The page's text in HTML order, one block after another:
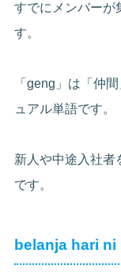
すでにメンバーが
す。
「geng」は「仲
ュアル単語です。
新人や中途入社者
です。
belanja hari ni